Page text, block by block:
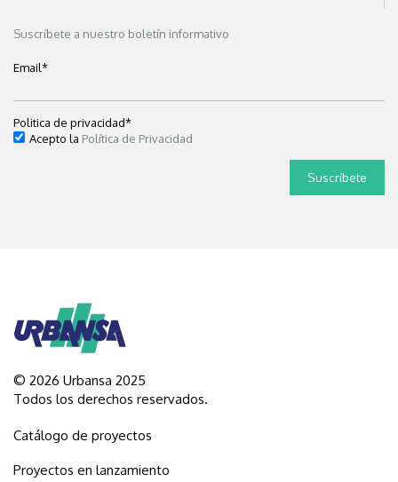
Suscríbete a nuestro boletín informativo
Email*
Politica de privacidad*
Acepto la Política de Privacidad
© 2026 Urbansa 2025
Todos los derechos reservados.
Catálogo de proyectos
Proyectos en lanzamiento